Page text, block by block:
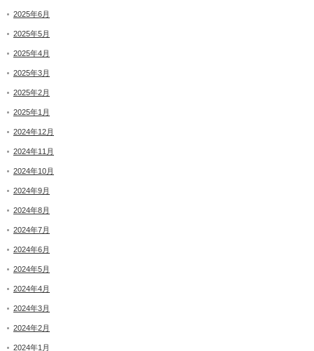
2025年6月
2025年5月
2025年4月
2025年3月
2025年2月
2025年1月
2024年12月
2024年11月
2024年10月
2024年9月
2024年8月
2024年7月
2024年6月
2024年5月
2024年4月
2024年3月
2024年2月
2024年1月